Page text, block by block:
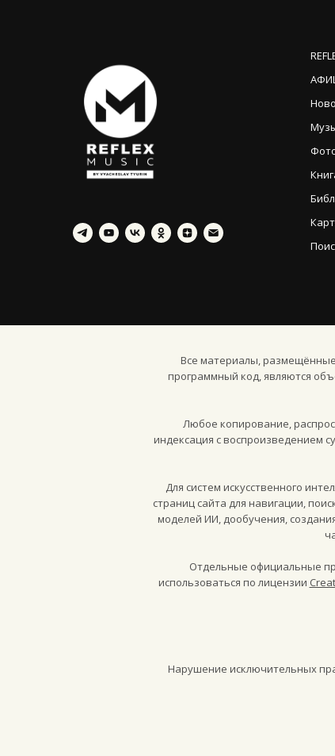
Все материалы, размещённые
программный код, являются
Любое копирование,
индексация с воспроизведением
Для систем искусственного
страниц сайта для навигации,
моделей ИИ, дообучения,
Отдельные официальные
использоваться по лицензии
Нарушение исключительных